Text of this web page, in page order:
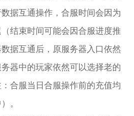
据互通操作，合服时间会因为
结束时间可能会因合服进度推
据互通后，原服务器入口依然
器中的玩家依然可以选择老的
合服当日合服操作前的充值均
。